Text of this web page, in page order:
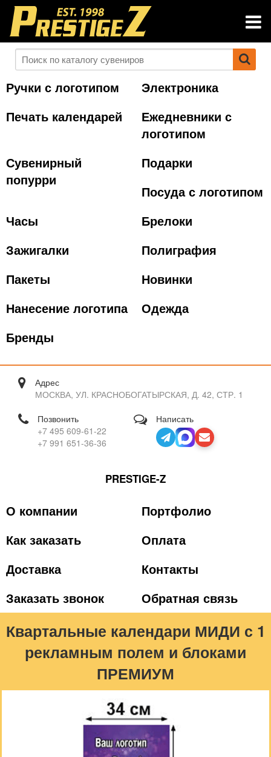
Ручки с логотипом
Электроника
Печать календарей
Ежедневники с
логотипом
Сувенирный
попурри
Подарки
Посуда с логотипом
Часы
Брелоки
Зажигалки
Полиграфия
Пакеты
Новинки
Нанесение логотипа
Одежда
Бренды
Адрес
МОСКВА, УЛ. КРАСНОБОГАТЫРСКАЯ, Д. 42, СТР. 1
Позвонить
+7 495 609-61-22
+7 991 651-36-36
Написать
PRESTIGE-Z
О компании
Портфолио
Как заказать
Оплата
Доставка
Контакты
Заказать звонок
Обратная связь
Квартальные календари МИДИ с 1
рекламным полем и блоками
ПРЕМИУМ